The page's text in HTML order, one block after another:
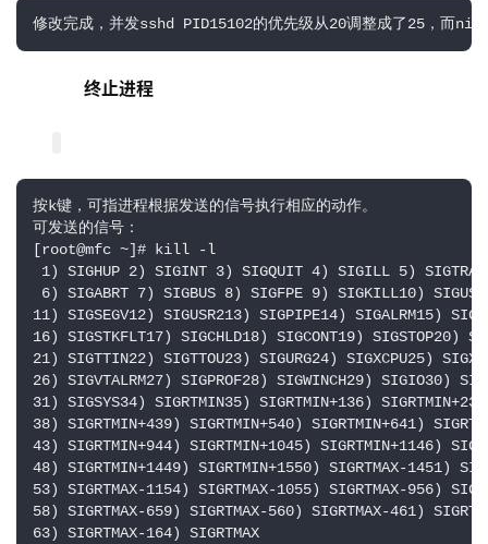
修改完成，并发sshd PID15102的优先级从20调整成了25，而
终止进程
按k键，可指进程根据发送的信号执行相应的动作。
可发送的信号：
[root@mfc ~]# kill -l
1) SIGHUP 2) SIGINT 3) SIGQUIT 4) SIGILL 5) SIGTRAP
6) SIGABRT 7) SIGBUS 8) SIGFPE 9) SIGKILL10)
11) SIGSEGV12) SIGUSR213) SIGPIPE14) SIGALRM15)
16) SIGSTKFLT17) SIGCHLD18) SIGCONT19) SIGSTOP20)
21) SIGTTIN22) SIGTTOU23) SIGURG24) SIGXCPU25)
26) SIGVTALRM27) SIGPROF28) SIGWINCH29) SIGIO30)
31) SIGSYS34) SIGRTMIN35) SIGRTMIN+136)
38) SIGRTMIN+439) SIGRTMIN+540) SIGRTMIN+641)
43) SIGRTMIN+944) SIGRTMIN+1045) SIGRTMIN+1146)
48) SIGRTMIN+1449) SIGRTMIN+1550) SIGRTMAX-1451)
53) SIGRTMAX-1154) SIGRTMAX-1055) SIGRTMAX-956)
58) SIGRTMAX-659) SIGRTMAX-560) SIGRTMAX-461)
63) SIGRTMAX-164) SIGRTMAX